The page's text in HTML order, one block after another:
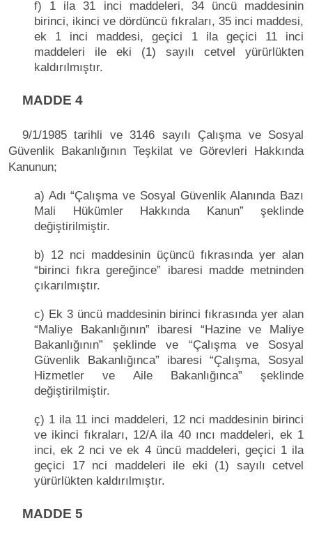
f) 1 ila 31 inci maddeleri, 34 üncü maddesinin
birinci, ikinci ve dördüncü fıkraları, 35 inci maddesi,
ek 1 inci maddesi, geçici 1 ila geçici 11 inci
maddeleri ile eki (1) sayılı cetvel yürürlükten
kaldırılmıştır.
MADDE 4
9/1/1985 tarihli ve 3146 sayılı Çalışma ve Sosyal
Güvenlik Bakanlığının Teşkilat ve Görevleri Hakkında
Kanunun;
a) Adı “Çalışma ve Sosyal Güvenlik Alanında Bazı
Mali Hükümler Hakkında Kanun” şeklinde
değiştirilmiştir.
b) 12 nci maddesinin üçüncü fıkrasında yer alan
“birinci fıkra gereğince” ibaresi madde metninden
çıkarılmıştır.
c) Ek 3 üncü maddesinin birinci fıkrasında yer alan
“Maliye Bakanlığının” ibaresi “Hazine ve Maliye
Bakanlığının” şeklinde ve “Çalışma ve Sosyal
Güvenlik Bakanlığınca” ibaresi “Çalışma, Sosyal
Hizmetler ve Aile Bakanlığınca” şeklinde
değiştirilmiştir.
ç) 1 ila 11 inci maddeleri, 12 nci maddesinin birinci
ve ikinci fıkraları, 12/A ila 40 ıncı maddeleri, ek 1
inci, ek 2 nci ve ek 4 üncü maddeleri, geçici 1 ila
geçici 17 nci maddeleri ile eki (1) sayılı cetvel
yürürlükten kaldırılmıştır.
MADDE 5